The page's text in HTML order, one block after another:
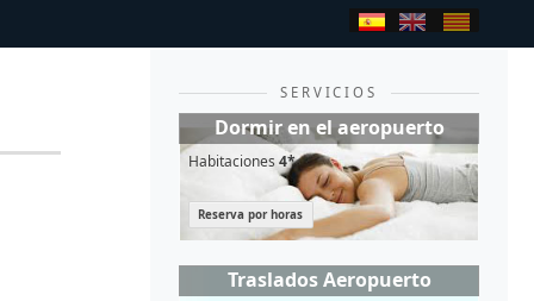
SERVICIOS
Dormir en el aeropuerto
Habitaciones4*
Reserva por horas
Traslados Aeropuerto